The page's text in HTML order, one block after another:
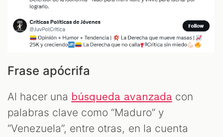
Frase apócrifa
Al hacer una búsqueda avanzadacon
palabras clave como “Maduro” y
“Venezuela”, entre otras, en la cuenta